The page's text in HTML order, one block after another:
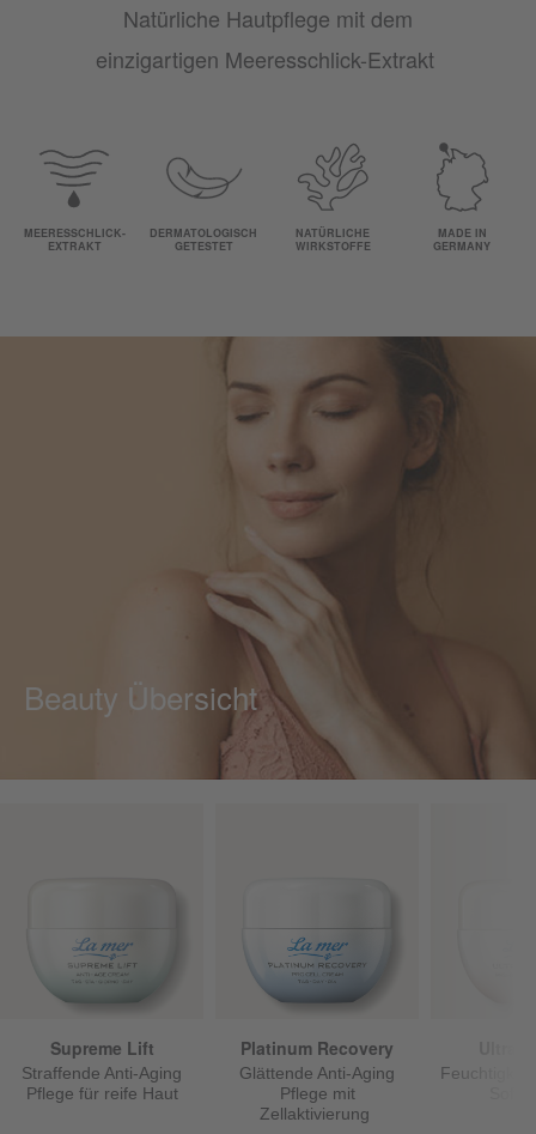
Natürliche Hautpflege mit dem
einzigartigen Meeresschlick-Extrakt
MEERESSCHLICK-
EXTRAKT
DERMATOLOGISCH
GETESTET
NATÜRLICHE
WIRKSTOFFE
MADE IN
GERMANY
Beauty Übersicht
Supreme Lift
Straffende Anti-Aging
Pflege für reife Haut
Platinum Recovery
Glättende Anti-Aging
Pflege mit
Zellaktivierung